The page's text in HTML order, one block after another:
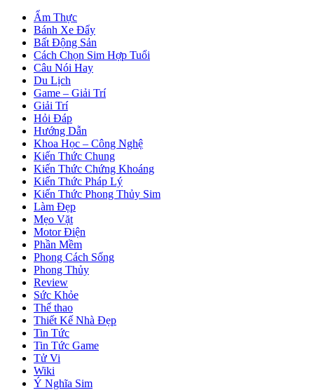
Ẩm Thực
Bánh Xe Đẩy
Bất Động Sản
Cách Chọn Sim Hợp Tuổi
Câu Nói Hay
Du Lịch
Game – Giải Trí
Giải Trí
Hỏi Đáp
Hướng Dẫn
Khoa Học – Công Nghệ
Kiến Thức Chung
Kiến Thức Chứng Khoáng
Kiến Thức Pháp Lý
Kiến Thức Phong Thủy Sim
Làm Đẹp
Mẹo Vặt
Motor Điện
Phần Mềm
Phong Cách Sống
Phong Thủy
Review
Sức Khỏe
Thể thao
Thiết Kế Nhà Đẹp
Tin Tức
Tin Tức Game
Tử Vi
Wiki
Ý Nghĩa Sim